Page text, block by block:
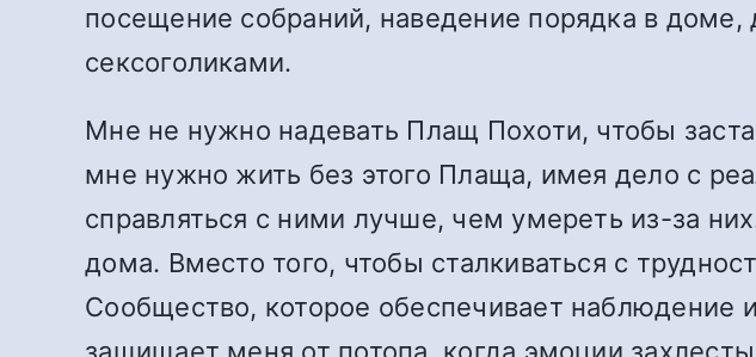
посещение собраний, наведение порядка в
сексоголиками.
Мне не нужно надевать Плащ Похоти, чтобы
мне нужно жить без этого Плаща, имея дело с
справляться с ними лучше, чем умереть из-за
дома. Вместо того, чтобы сталкиваться с
Сообщество, которое обеспечивает наблюдение